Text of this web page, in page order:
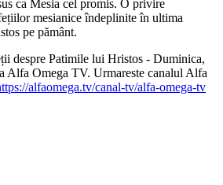
ca Mesia cel promis. O privire
mesianice îndeplinite în ultima
pe pământ.
despre Patimile lui Hristos - Duminica,
Alfa Omega TV. Urmareste canalul Alfa
alfaomega.tv/canal-tv/alfa-omega-tv